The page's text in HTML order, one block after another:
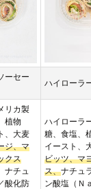
ーセー
ハイローラ
リカ製
植物
、大麦
ジ、マ
クス
、ナチュ
酸化防
ハイローラ
糖、食塩、
イースト、
ビッツ、マ
ス、ナチュ
ン酸塩（Ｎ